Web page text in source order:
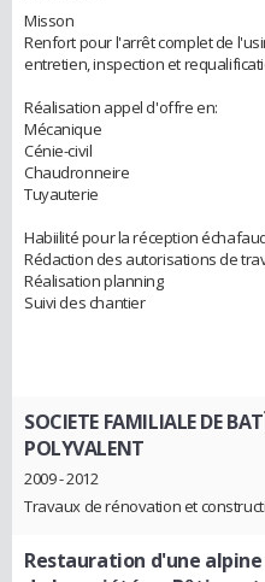
Misson
Renfort pour l'arrêt complet de
entretien, inspection et
Réalisation appel d'offre en:
Mécanique
Cénie-civil
Chaudronneire
Tuyauterie
Habiilité pour la réception
Rédaction des autorisations de
Réalisation planning
Suivi des chantier
SOCIETE FAMILIALE DE
POLYVALENT
2009 - 2012
Travaux de rénovation et
Restauration d'une